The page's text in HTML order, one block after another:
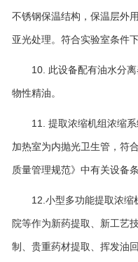
不锈钢保温结构，保温层外
亚光处理。符合实验室条件
10. 此设备配有油水分
物性精油。
11. 提取浓缩机组浓缩
加热室为内抛光卫生管，符
质量管理规范》中有关设备
12.小型多功能提取浓
院等作为新药提取、新工艺
制、贵重药材提取、挥发油